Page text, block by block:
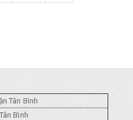
Tân Bình
Bình